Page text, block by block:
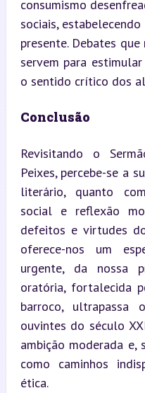
consumismo
sociais,
presente. Debates
servem para
o sentido crítico dos
Conclusão
Revisitando o
Peixes, percebe-se a
literário, quanto
social e reflexão
defeitos e virtudes
oferece-nos um
urgente, da nossa
oratória, fortalecida
barroco,
ouvintes do século
ambição moderada e,
como caminhos
ética.